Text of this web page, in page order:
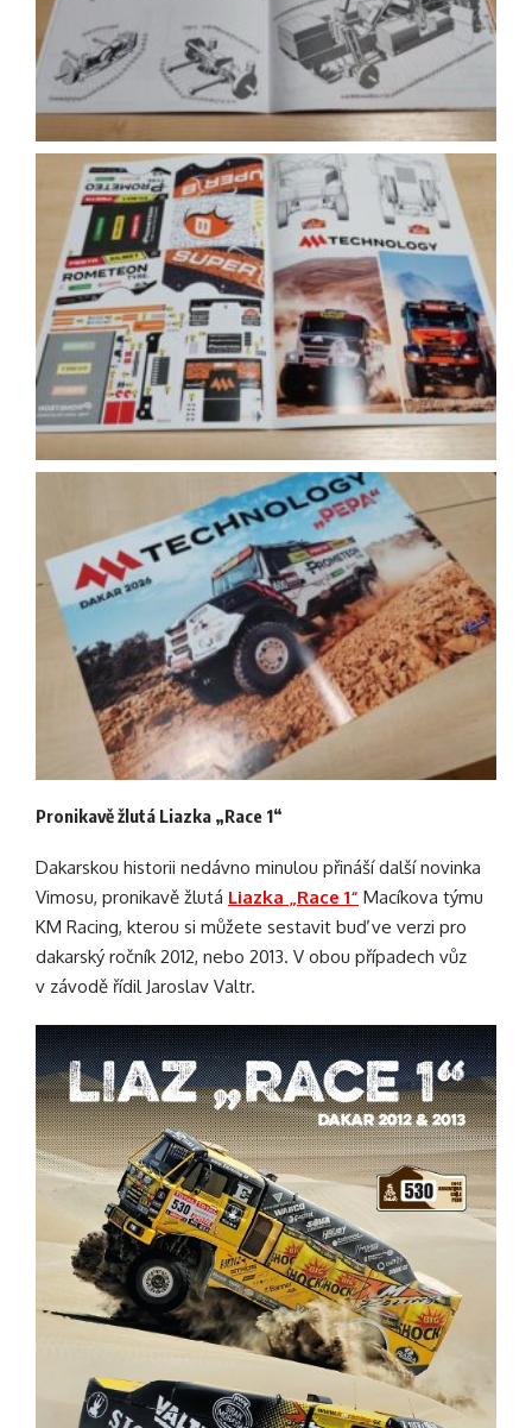
Pronikavě žlutá Liazka „Race 1“
Dakarskou historii nedávno minulou přináší další novinka
Vimosu, pronikavě žlutá Liazka „Race 1“ Macíkova týmu
KM Racing, kterou si můžete sestavit buď ve verzi pro
dakarský ročník 2012, nebo 2013. V obou případech vůz
v závodě řídil Jaroslav Valtr.